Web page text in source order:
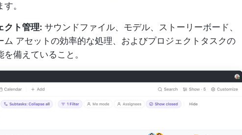
。
クト管理: サウンドファイル、モデル、ストーリーボード、
ム アセットの効率的な処理、およびプロジェクトタスクの
備えていること。